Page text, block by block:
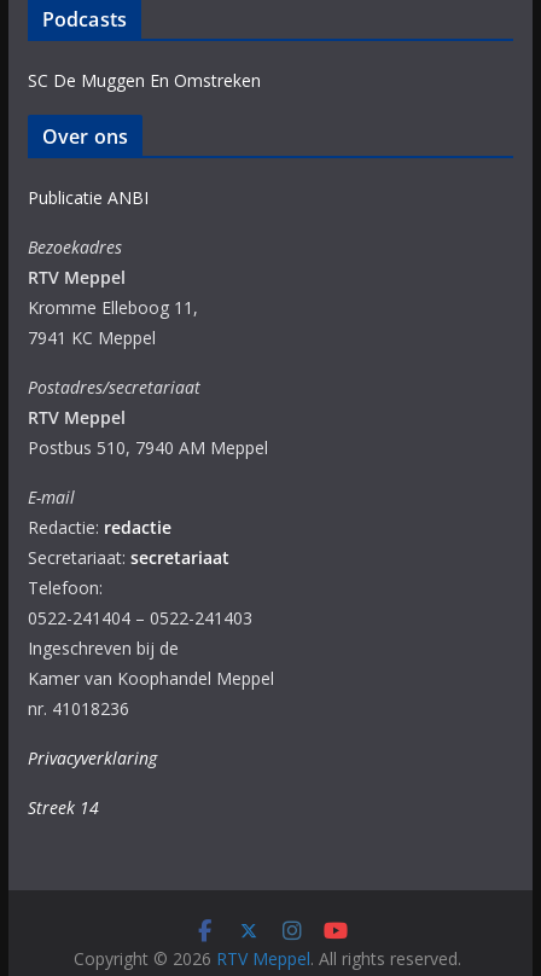
Podcasts
SC De Muggen En Omstreken
Over ons
Publicatie ANBI
Bezoekadres
RTV Meppel
Kromme Elleboog 11,
7941 KC Meppel
Postadres/secretariaat
RTV Meppel
Postbus 510, 7940 AM Meppel
E-mail
Redactie: redactie
Secretariaat: secretariaat
Telefoon:
0522-241404 – 0522-241403
Ingeschreven bij de
Kamer van Koophandel Meppel
nr. 41018236
Privacyverklaring
Streek 14
Copyright © 2026 RTV Meppel. All rights reserved.